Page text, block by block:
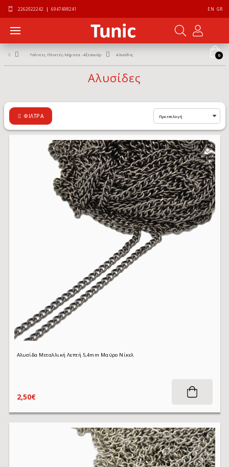
2262022242 | 6947498241 EN GR
0
Τσάντες Πλεκτές-Νήματα -Αξεσουάρ Αλυσίδες
Αλυσίδες
ΦΊΛΤΡΑ
Αλυσίδα Μεταλλική Λεπτή 5,4mm Μαύρο Νίκελ
2,50€